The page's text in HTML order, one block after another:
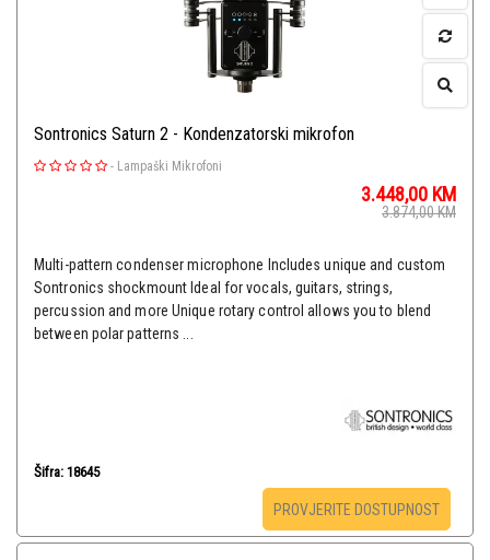
Sontronics Saturn 2 - Kondenzatorski mikrofon
- Lampaški Mikrofoni
3.448,00 KM
3.874,00KM
Multi-pattern condenser microphone Includes unique and custom
Sontronics shockmount Ideal for vocals, guitars, strings,
percussion and more Unique rotary control allows you to blend
between polar patterns ...
Šifra: 18645
PROVJERITE DOSTUPNOST